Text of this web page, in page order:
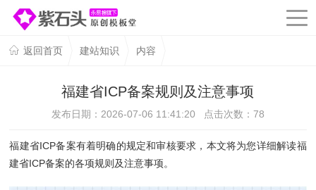
返回首页 建站知识 内容
福建省ICP备案规则及注意事项
发布日期：2026-07-06 11:41:20 点击次数： 78
福建省ICP备案有着明确的规定和审核要求，本文将为您详细解读福
建省ICP备案的各项规则及注意事项。